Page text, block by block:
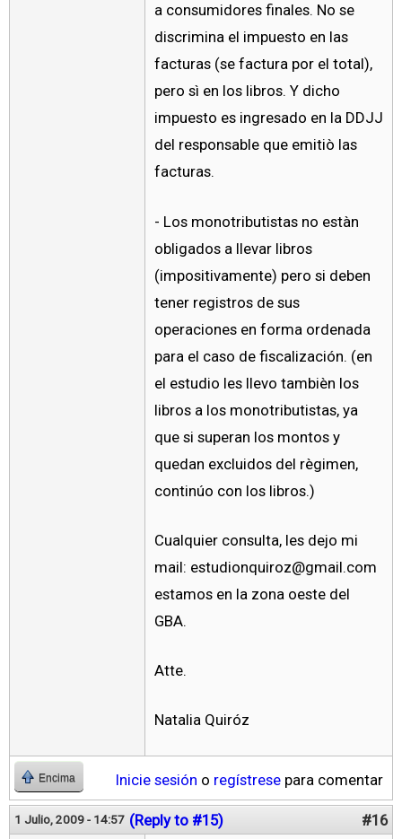
a consumidores finales. No se
discrimina el impuesto en las
facturas (se factura por el total),
pero sì en los libros. Y dicho
impuesto es ingresado en la DDJJ
del responsable que emitiò las
facturas.
- Los monotributistas no estàn
obligados a llevar libros
(impositivamente) pero si deben
tener registros de sus
operaciones en forma ordenada
para el caso de fiscalización. (en
el estudio les llevo tambièn los
libros a los monotributistas, ya
que si superan los montos y
quedan excluidos del règimen,
continúo con los libros.)
Cualquier consulta, les dejo mi
mail: estudionquiroz@gmail.com
estamos en la zona oeste del
GBA.
Atte.
Natalia Quiróz
Encima Inicie sesión o regístrese para comentar
1 Julio, 2009 - 14:57 (Reply to #15) #16